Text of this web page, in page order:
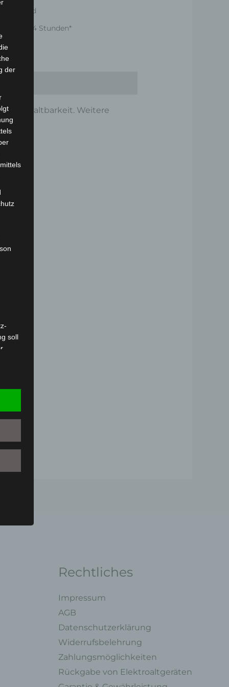
Versand
24 Stunden*
und Haltbarkeit. Weitere
Rechtliches
Impressum
AGB
Datenschutzerklärung
Widerrufsbelehrung
Zahlungsmöglichkeiten
Rückgabe von Elektroaltgeräten
der
soll